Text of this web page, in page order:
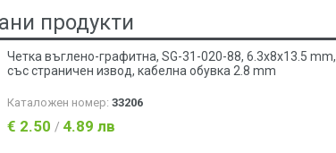
продукти
Четка въглено-графитна, SG-31-020-88, 6.3x8x13.5 mm,
със страничен извод, кабелна обувка 2.8 mm
Каталожен номер: 33206
€ 2.50 / 4.89 лв